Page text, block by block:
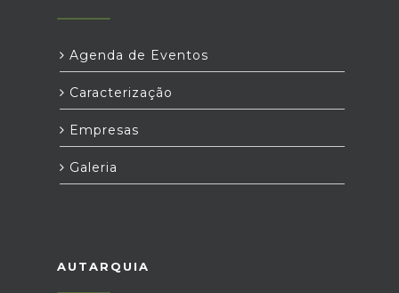
Agenda de Eventos
Caracterização
Empresas
Galeria
AUTARQUIA